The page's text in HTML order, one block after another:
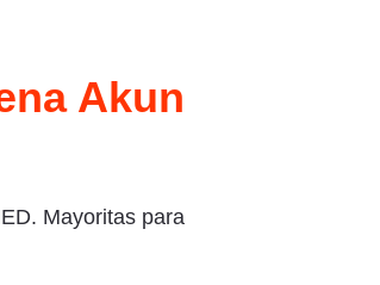
Akun
Mayoritas para